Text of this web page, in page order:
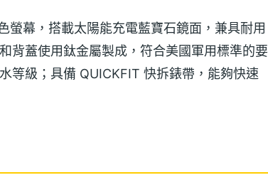
幕，搭載太陽能充電藍寶石鏡面，兼具耐用
背蓋使用鈦金屬製成，符合美國軍用標準的要
等級；具備 QUICKFIT 快拆錶帶，能夠快速
管理系統，提供最高長達 22 天的續航力。
擁有 Pulse Ox 脈搏血氧偵測、壓力監測，